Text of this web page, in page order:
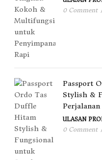
0 Comment
Passport
Stylish &
Perjalanan
ULASAN
0 Comment